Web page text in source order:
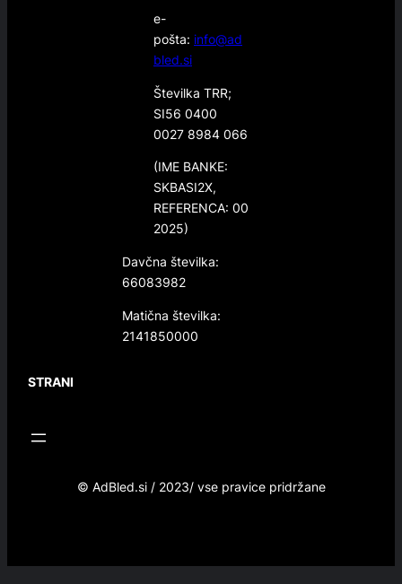
e-
pošta: info@ad
bled.si
Številka TRR;
SI56 0400
0027 8984 066
(IME BANKE:
SKBASI2X,
REFERENCA: 00
2025)
Davčna številka:
66083982
Matična številka:
2141850000
STRANI
© AdBled.si / 2023/ vse pravice pridržane